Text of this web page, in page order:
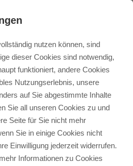
/- Therapie
nutzen können, sind
dieser Cookies sind notwendig,
funktioniert, andere Cookies
Nutzungserlebnis, unsere
auf Sie abgestimmte Inhalte
Sie all unseren Cookies zu und
Seite für Sie nicht mehr
Sie in einige Cookies nicht
Einwilligung jederzeit widerrufen.
Informationen zu Cookies